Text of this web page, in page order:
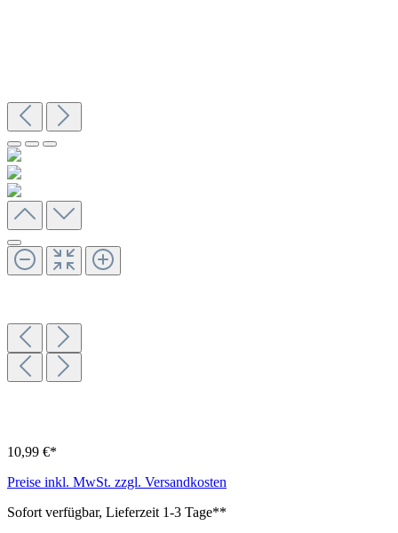
10,99 €*
Preise inkl. MwSt. zzgl. Versandkosten
Sofort verfügbar, Lieferzeit 1-3 Tage**